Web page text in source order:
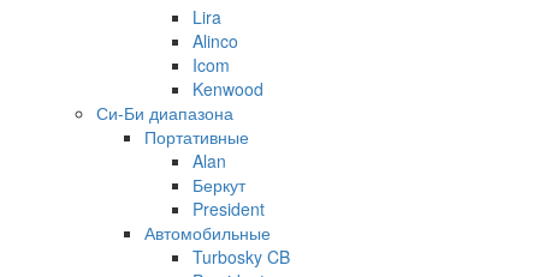
Lira
Alinco
Icom
Kenwood
Си-Би диапазона
Портативные
Alan
Беркут
President
Автомобильные
Turbosky CB